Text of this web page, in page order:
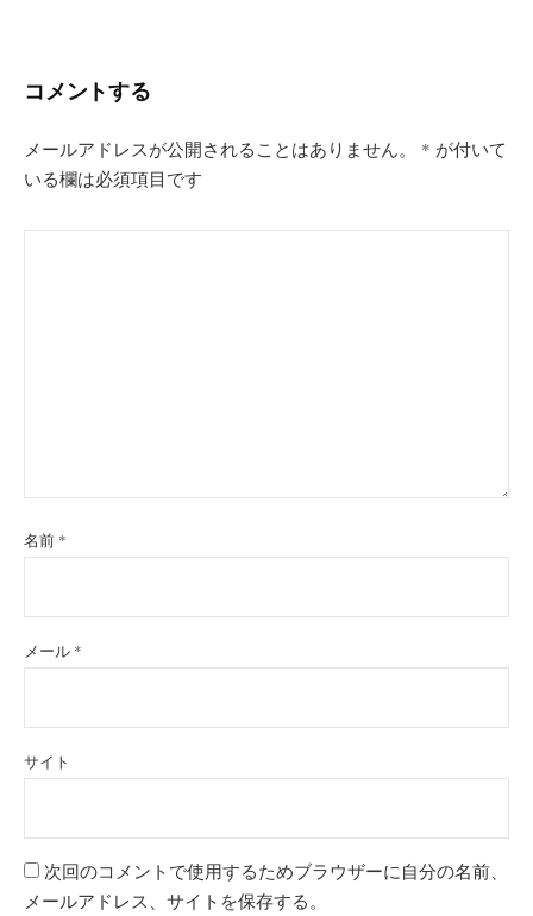
ョ
コメントする
メールアドレスが公開されることはありません。 * が付いて
いる欄は必須項目です
名前 *
メール *
サイト
次回のコメントで使用するためブラウザーに自分の名前、
メールアドレス、サイトを保存する。